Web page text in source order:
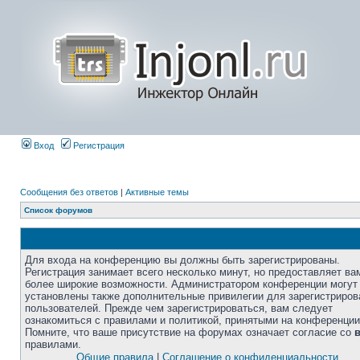
Вход Регистрация
Сообщения без ответов | Активные темы
Список форумов
Для входа на конференцию вы должны быть зарегистрированы.
Регистрация занимает всего несколько минут, но предоставляет
более широкие возможности. Администратором конференции
установлены также дополнительные привилегии для
пользователей. Прежде чем зарегистрироваться, вам следует
ознакомиться с правилами и политикой, принятыми на
Помните, что ваше присутствие на форумах означает согласие со
правилами.
Общие правила| Соглашение о конфиденциальности